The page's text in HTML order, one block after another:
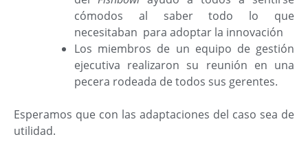
cómodos al saber todo lo que
necesitaban para adoptar la innovación
Los miembros de un equipo de gestión
ejecutiva realizaron su reunión en una
pecera rodeada de todos sus gerentes.
Esperamos que con las adaptaciones del caso sea de
utilidad.